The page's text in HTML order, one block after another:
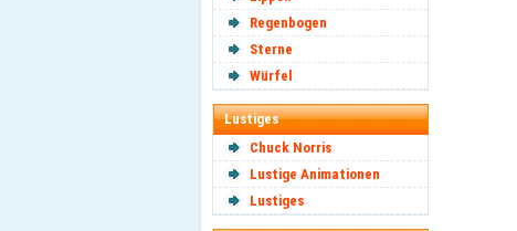
Regenbogen
Sterne
Würfel
Lustiges
Chuck Norris
Lustige Animationen
Lustiges